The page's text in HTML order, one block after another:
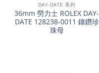
DAY-DATE 系列
36mm 勞力士 ROLEX DAY-
DATE 128238-0011 鑲鑽珍
珠母